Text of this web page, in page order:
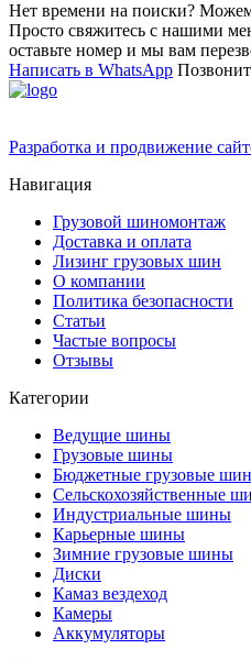
Нет времени на поиски?
Просто свяжитесь с нашими
оставьте номер и мы вам
Написать в WhatsApp
Разработка и продвижение
Навигация
Грузовой шиномонтаж
Доставка и оплата
Лизинг грузовых шин
О компании
Политика безопасности
Статьи
Частые вопросы
Отзывы
Категории
Ведущие шины
Грузовые шины
Бюджетные грузовые
Сельскохозяйственные
Индустриальные шины
Карьерные шины
Зимние грузовые шины
Диски
Камаз вездеход
Камеры
Аккумуляторы